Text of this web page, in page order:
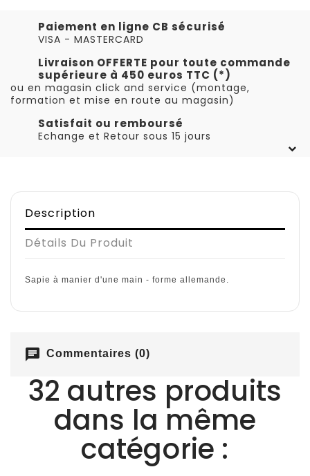
Paiement en ligne CB sécurisé
VISA - MASTERCARD
Livraison OFFERTE pour toute commande
supérieure à 450 euros TTC (*)
ou en magasin click and service (montage,
formation et mise en route au magasin)
Satisfait ou remboursé
Echange et Retour sous 15 jours
Description
Détails Du Produit
Sapie à manier d'une main - forme allemande.
chat Commentaires (0)
32 autres produits
dans la même
catégorie :